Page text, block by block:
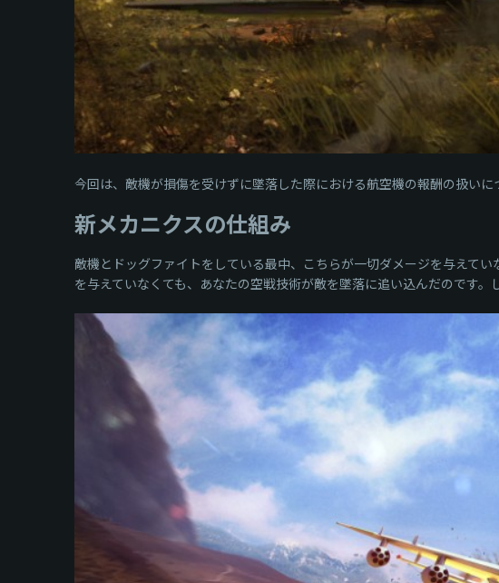
今回は、敵機が損傷を受けずに墜落した際における航空機の報酬の扱い
新メカニクスの仕組み
敵機とドッグファイトをしている最中、こちらが一切ダメージを与えて
を与えていなくても、あなたの空戦技術が敵を墜落に追い込んだのです